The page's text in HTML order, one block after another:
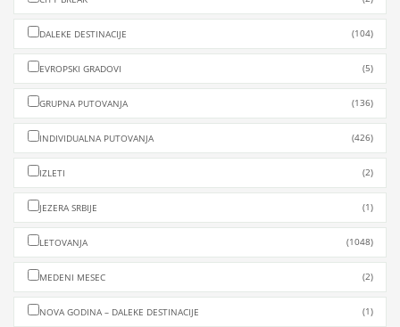
DALEKE DESTINACIJE (104)
EVROPSKI GRADOVI (5)
GRUPNA PUTOVANJA (136)
INDIVIDUALNA PUTOVANJA (426)
IZLETI (2)
JEZERA SRBIJE (1)
LETOVANJA (1048)
MEDENI MESEC (2)
NOVA GODINA – DALEKE DESTINACIJE (1)